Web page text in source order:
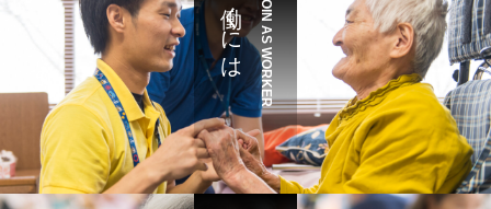
JOIN AS WORKER
働くには